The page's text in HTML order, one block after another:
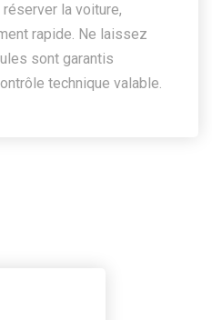
la voiture,
rapide. Ne laissez
sont garantis
technique valable.